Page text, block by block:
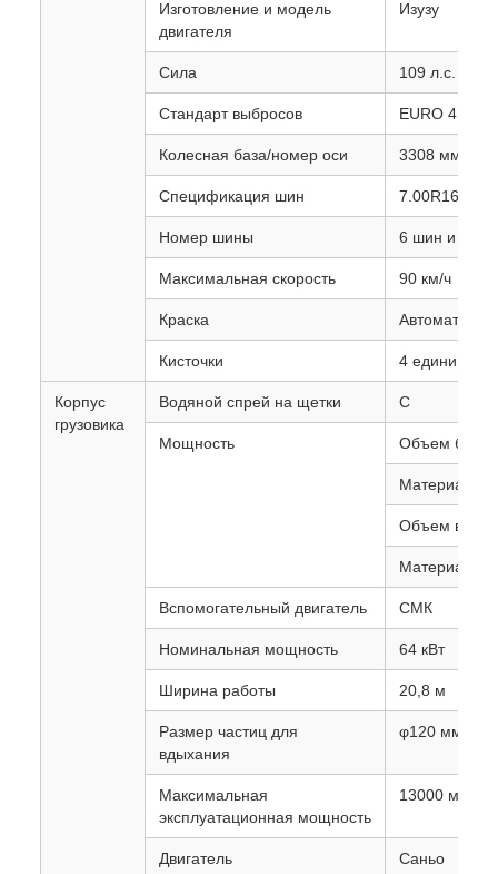
Изготовление и модель
двигателя
Изузу
Сила 109 л.с.
Стандарт выбросов EURO 4
Колесная база/номер оси 3308 мм / 2
Спецификация шин 7.00R16
Номер шины 6 шин и 1
Максимальная скорость 90 км/ч
Краска
Кисточки 4 единицы на
Корпус
грузовика
Водяной спрей на щетки С
Мощность Объем бака
Материал:
Объем
Материал:
Вспомогательный двигатель СМК
Номинальная мощность 64 кВт
Ширина работы 20,8 м
Размер частиц для
вдыхания
φ120 мм
Максимальная
эксплуатационная мощность
13000 м2/ч-
Двигатель Саньо